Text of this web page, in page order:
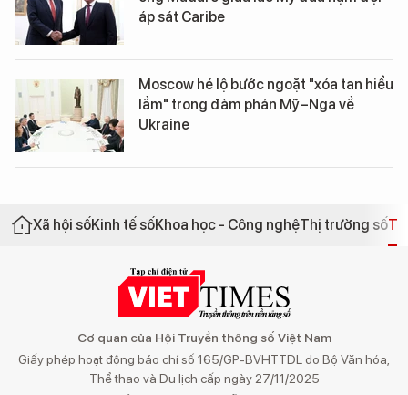
áp sát Caribe
Moscow hé lộ bước ngoặt "xóa tan hiểu
lầm" trong đàm phán Mỹ–Nga về
Ukraine
Xã hội sốKinh tế sốKhoa học - Công nghệThị trường số
Cơ quan của Hội Truyền thông số Việt Nam
Giấy phép hoạt động báo chí số 165/GP-BVHTTDL do Bộ Văn hóa,
Thể thao và Du lịch cấp ngày 27/11/2025